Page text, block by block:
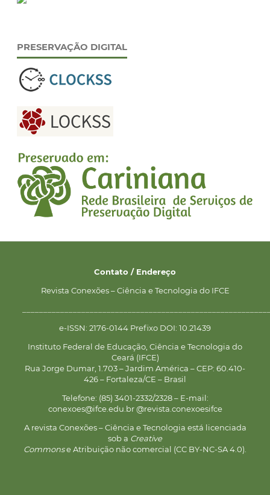
PRESERVAÇÃO DIGITAL
Contato / Endereço
Revista Conexões – Ciência e Tecnologia do IFCE
e-ISSN: 2176-0144 Prefixo DOI: 10.21439
Instituto Federal de Educação, Ciência e Tecnologia do
Ceará (IFCE)
Rua Jorge Dumar, 1.703 – Jardim América – CEP: 60.410-
426 – Fortaleza/CE – Brasil
Telefone: (85) 3401-2332/2328 – E-mail:
conexoes@ifce.edu.br @revista.conexoesifce
A revista Conexões – Ciência e Tecnologia está licenciada
sob a Creative
Commonse Atribuição não comercial (CC BY-NC-SA 4.0).